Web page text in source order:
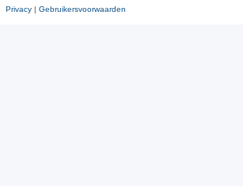
Privacy | Gebruikersvoorwaarden